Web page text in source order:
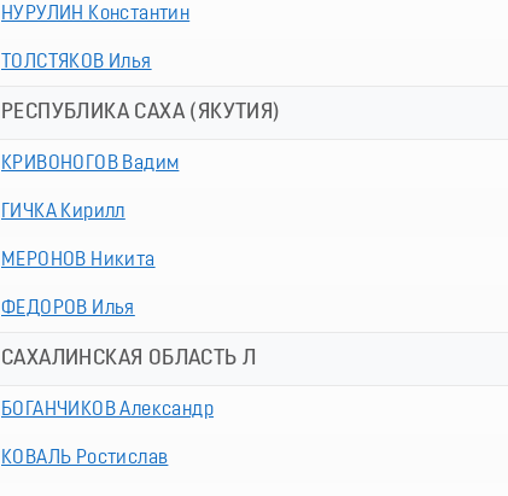
НУРУЛИН Константин
ТОЛСТЯКОВ Илья
РЕСПУБЛИКА САХА (ЯКУТИЯ)
КРИВОНОГОВ Вадим
ГИЧКА Кирилл
МЕРОНОВ Никита
ФЕДОРОВ Илья
САХАЛИНСКАЯ ОБЛАСТЬ Л
БОГАНЧИКОВ Александр
КОВАЛЬ Ростислав